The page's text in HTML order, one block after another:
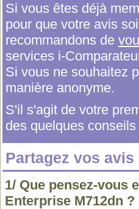
Si vous êtes déjà
pour que votre avis
recommandons de
services i-
Si vous ne souhaitez
manière anonyme.
S'il s'agit de votre
des quelques
Partagez vos
1/ Que pensez-vous
Enterprise M712dn ?